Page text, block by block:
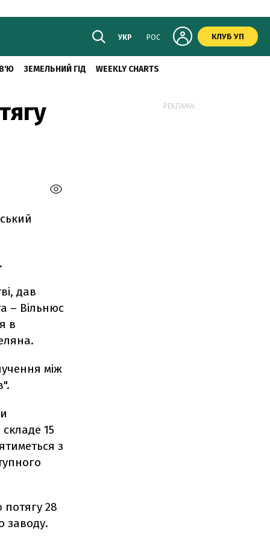
УКР РОС КЛУБ УП
ЗЕМЕЛЬНИЙ ГІД WEEKLY CHARTS
дав
– Вільнюс
в
між
15
з
потягу 28
заводу.
РЕКЛАМА: